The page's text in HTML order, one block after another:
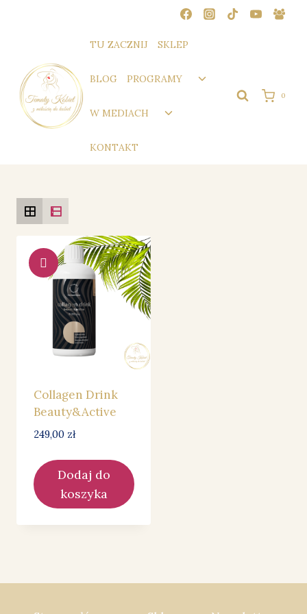
TU ZACZNIJ SKLEP
BLOG PROGRAMY
Przełącz
podrzędne
W MEDIACH
Przełącz
KONTAKT
0
Collagen Drink
Beauty&Active
249,00 zł
Dodaj do
koszyka